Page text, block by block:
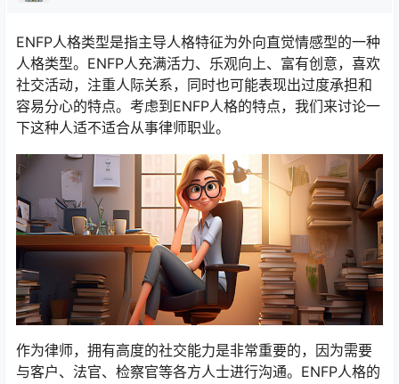
ENFP人格类型是指主导人格特征为外向直觉情感型的一种
人格类型。ENFP人充满活力、乐观向上、富有创意，喜欢
社交活动，注重人际关系，同时也可能表现出过度承担和
容易分心的特点。考虑到ENFP人格的特点，我们来讨论一
下这种人适不适合从事律师职业。
作为律师，拥有高度的社交能力是非常重要的，因为需要
与客户、法官、检察官等各方人士进行沟通。ENFP人格的